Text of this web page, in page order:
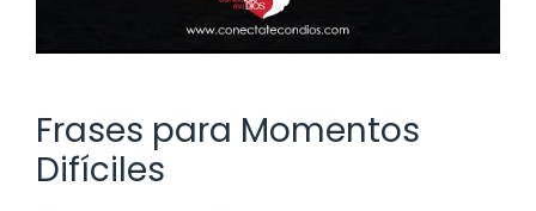
Frases para Momentos
Difíciles